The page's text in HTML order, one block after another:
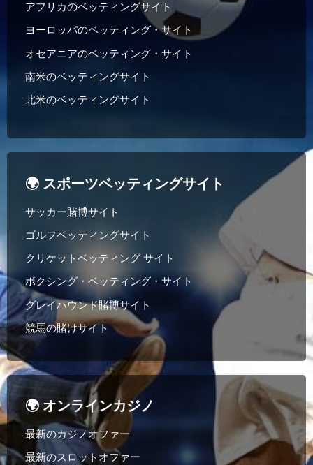
アフリカのベッティングサイト
ヨーロッパのベッティング・サイト
オセアニアのベッティング・サイト
南米のベッティングサイト
北米のベッティングサイト
🌍 スポーツベッティングサイト
サッカー賭博サイト
ゴルフベッティングサイト
クリケットベッティング サイト
ボクシング・ベッティング・サイト
グレイハウンド賭博サイト
競馬の賭けサイト
🌍 オンラインカジノ
最新のカジノオファー
最新のスロットオファー